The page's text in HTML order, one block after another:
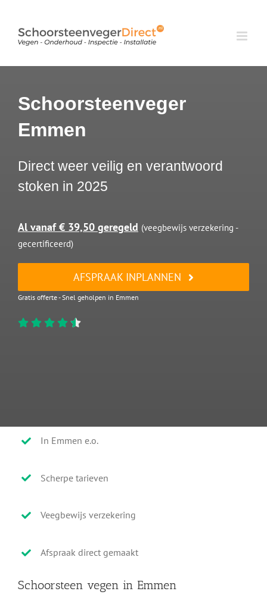
inhoud
Schoorsteenveger
Emmen
Direct weer veilig en verantwoord
stoken in 2025
Al vanaf € 39,50 geregeld (veegbewijs verzekering -
gecertificeerd)
AFSPRAAK INPLANNEN
Gratis offerte - Snel geholpen in Emmen
In Emmen e.o.
Scherpe tarieven
Veegbewijs verzekering
Afspraak direct gemaakt
Schoorsteen vegen in Emmen